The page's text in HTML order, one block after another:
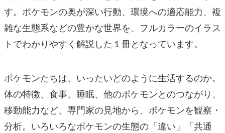
す。ポケモンの奥が深い行動、環境への適応能力、複
雑な生態系などの豊かな世界を、フルカラーのイラス
トでわかりやすく解説した１冊となっています。
ポケモンたちは、いったいどのように生活するのか。
体の特徴、食事、睡眠、他のポケモンとのつながり、
移動能力など、専門家の見地から、ポケモンを観察・
分析。いろいろなポケモンの生態の「違い」「共通